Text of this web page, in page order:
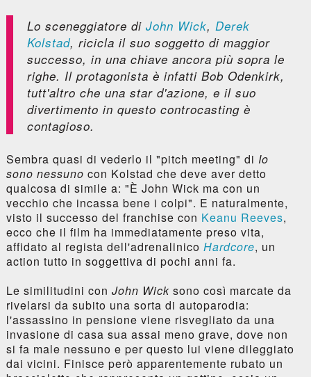
Lo sceneggiatore di John Wick, Derek
Kolstad, ricicla il suo soggetto di maggior
successo, in una chiave ancora più sopra le
righe. Il protagonista è infatti Bob Odenkirk,
tutt'altro che una star d'azione, e il suo
divertimento in questo controcasting è
contagioso.
Sembra quasi di vederlo il "pitch meeting" di Io
sono nessuno con Kolstad che deve aver detto
qualcosa di simile a: "È John Wick ma con un
vecchio che incassa bene i colpi". E naturalmente,
visto il successo del franchise con Keanu Reeves,
ecco che il film ha immediatamente preso vita,
affidato al regista dell'adrenalinico Hardcore, un
action tutto in soggettiva di pochi anni fa.
Le similitudini con John Wicksono così marcate da
rivelarsi da subito una sorta di autoparodia:
l'assassino in pensione viene risvegliato da una
invasione di casa sua assai meno grave, dove non
si fa male nessuno e per questo lui viene dileggiato
dai vicini. Finisce però apparentemente rubato un